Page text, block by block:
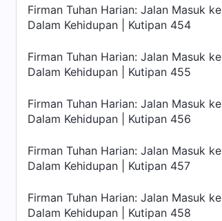
Firman Tuhan Harian: Jalan Masuk ke
Dalam Kehidupan | Kutipan 454
Firman Tuhan Harian: Jalan Masuk ke
Dalam Kehidupan | Kutipan 455
Firman Tuhan Harian: Jalan Masuk ke
Dalam Kehidupan | Kutipan 456
Firman Tuhan Harian: Jalan Masuk ke
Dalam Kehidupan | Kutipan 457
Firman Tuhan Harian: Jalan Masuk ke
Dalam Kehidupan | Kutipan 458